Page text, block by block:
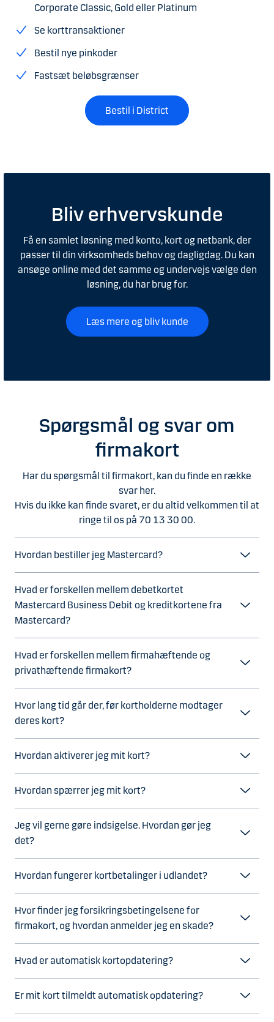
Corporate Classic, Gold eller Platinum
Se korttransaktioner
Bestil nye pinkoder
Fastsæt beløbsgrænser
Bestil i District
Bliv erhvervskunde
Få en samlet løsning med konto, kort og netbank, der
passer til din virksomheds behov og dagligdag. Du kan
ansøge online med det samme og undervejs vælge den
løsning, du har brug for.
Læs mere og bliv kunde
Spørgsmål og svar om
firmakort
Har du spørgsmål til firmakort, kan du finde en række
svar her.
Hvis du ikke kan finde svaret, er du altid velkommen til at
ringe til os på 70 13 30 00.
Hvordan bestiller jeg Mastercard?
Hvad er forskellen mellem debetkortet
Mastercard Business Debit og kreditkortene fra
Mastercard?
Hvad er forskellen mellem firmahæftende og
privathæftende firmakort?
Hvor lang tid går der, før kortholderne modtager
deres kort?
Hvordan aktiverer jeg mit kort?
Hvordan spærrer jeg mit kort?
Jeg vil gerne gøre indsigelse. Hvordan gør jeg
det?
Hvordan fungerer kortbetalinger i udlandet?
Hvor finder jeg forsikringsbetingelsene for
firmakort, og hvordan anmelder jeg en skade?
Hvad er automatisk kortopdatering?
Er mit kort tilmeldt automatisk opdatering?